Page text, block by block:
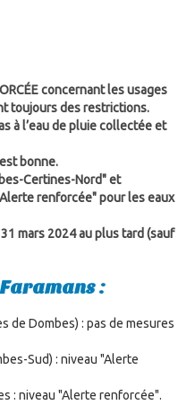
concernant les usages
toujours des restrictions.
à l’eau de pluie collectée et
bonne.
Certines-Nord" et
renforcée" pour les eaux
mars 2024 au plus tard (sauf
:
de Dombes) : pas de mesures
Sud) : niveau "Alerte
: niveau "Alerte renforcée".